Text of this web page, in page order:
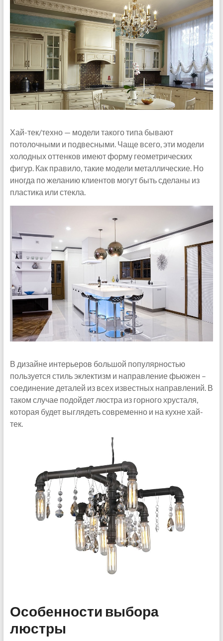
Хай-тек/техно — модели такого типа бывают
потолочными и подвесными. Чаще всего, эти модели
холодных оттенков имеют форму геометрических
фигур. Как правило, такие модели металлические. Но
иногда по желанию клиентов могут быть сделаны из
пластика или стекла.
В дизайне интерьеров большой популярностью
пользуется стиль эклектизм и направление фьюжен –
соединение деталей из всех известных направлений. В
таком случае подойдет люстра из горного хрусталя,
которая будет выглядеть современно и на кухне хай-
тек.
Особенности выбора
люстры